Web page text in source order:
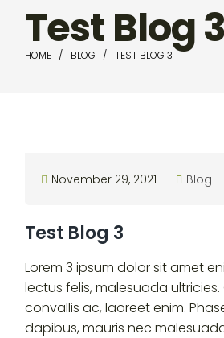
Test Blog 3
HOME BLOG TEST BLOG 3
November 29, 2021 Blog
Test Blog 3
Lorem 3 ipsum dolor sit amet
lectus felis, malesuada
convallis ac, laoreet enim.
dapibus, mauris nec